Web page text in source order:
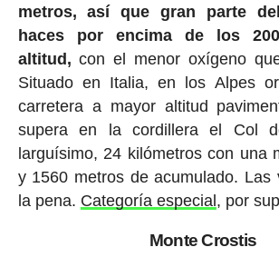
metros, así que gran parte
haces por encima de los
altitud, con el menor oxígeno
Situado en Italia, en los Alpes
carretera a mayor altitud
supera en la cordillera el Col
larguísimo, 24 kilómetros con una
y 1560 metros de acumulado. Las
la pena. Categoría especial, por
Monte Crostis